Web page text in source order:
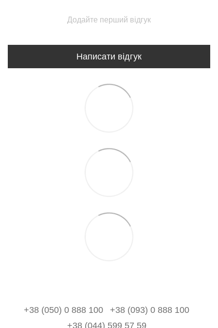
Додайте перший відгук
Написати відгук
+38 (050) 0 888 100
+38 (093) 0 888 100
+38 (044) 599 57 59